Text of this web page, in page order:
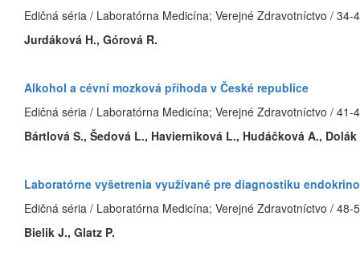
Edičná séria / Laboratórna Medicína; Verejné Zdravotníctvo / 34-
Jurdáková H., Górová R.
Alkohol a cévní mozková příhoda v České republice
Edičná séria / Laboratórna Medicína; Verejné Zdravotníctvo / 41-
Bártlová S., Šedová L., Havierniková L., Hudáčková A., Dolák
Laboratórne vyšetrenia využívané pre diagnostiku
Edičná séria / Laboratórna Medicína; Verejné Zdravotníctvo / 48-
Bielik J., Glatz P.